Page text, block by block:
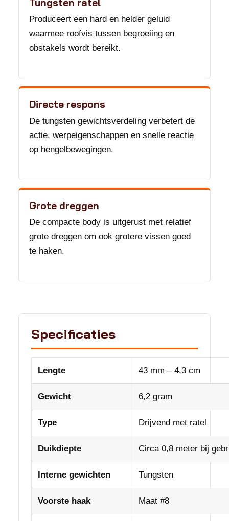
Tungsten ratel
Produceert een hard en helder geluid
waarmee roofvis tussen begroeiing en
obstakels wordt bereikt.
Directe respons
De tungsten gewichtsverdeling verbetert de
actie, werpeigenschappen en snelle reactie
op hengelbewegingen.
Grote dreggen
De compacte body is uitgerust met relatief
grote dreggen om ook grotere vissen goed
te haken.
Specificaties
Lengte 43 mm – 4,3 cm
Gewicht 6,2 gram
Type Drijvend met ratel
Duikdiepte Circa 0,8 meter bij
Interne gewichten Tungsten
Voorste haak Maat #8